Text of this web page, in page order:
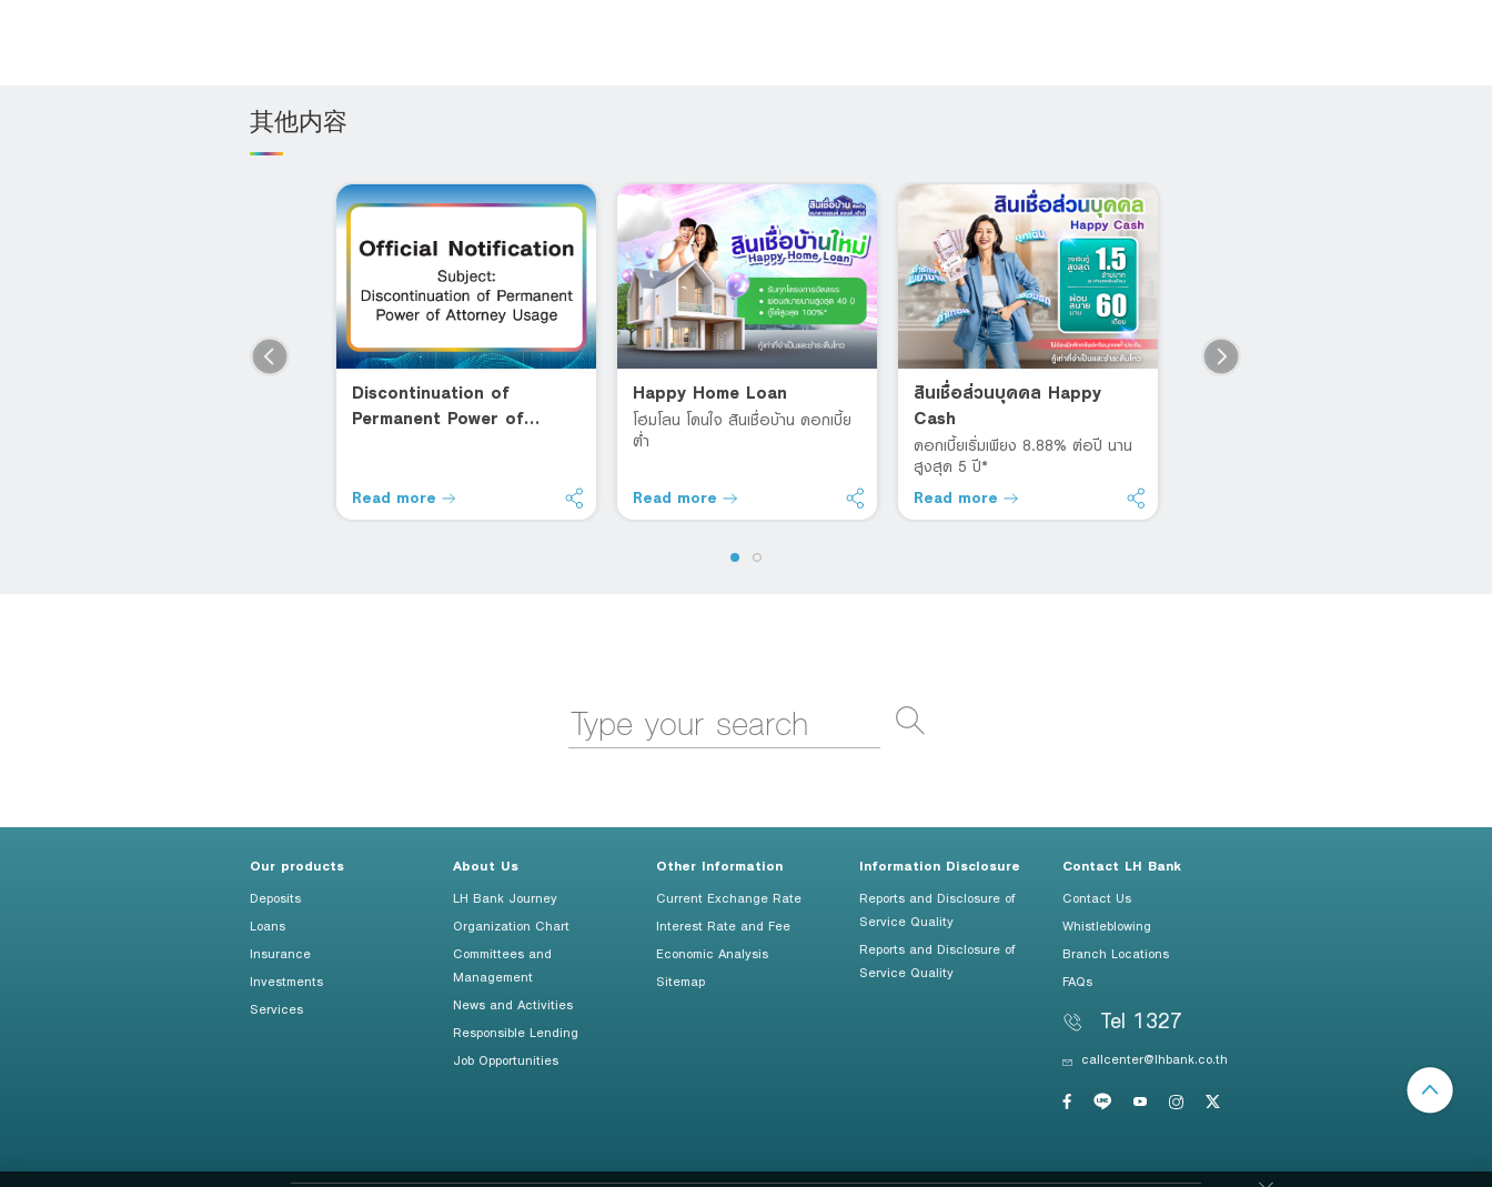
其他内容
Discontinuation of
Permanent Power of
Read more
Happy Home Loan
โฮมโลน โดนใจ สินเชื่อบ้าน ดอกเบี้ย
ต่ำ
Read more
สินเชื่อส่วนบุคคล Happy
Cash
ดอกเบี้ยเริ่มเพียง 8.88% ต่อปี นาน
สูงสุด 5 ปี*
Read more
Our products
Deposits
Loans
Insurance
Investments
Services
About Us
LH Bank Journey
Organization Chart
Committees and
Management
News and Activities
Responsible Lending
Job Opportunities
Other Information
Current Exchange Rate
Interest Rate and Fee
Economic Analysis
Sitemap
Information Disclosure
Reports and Disclosure of
Service Quality
Reports and Disclosure of
Service Quality
Contact LH Bank
Contact Us
Whistleblowing
Branch Locations
FAQs
Tel 1327
callcenter@lhbank.co.th